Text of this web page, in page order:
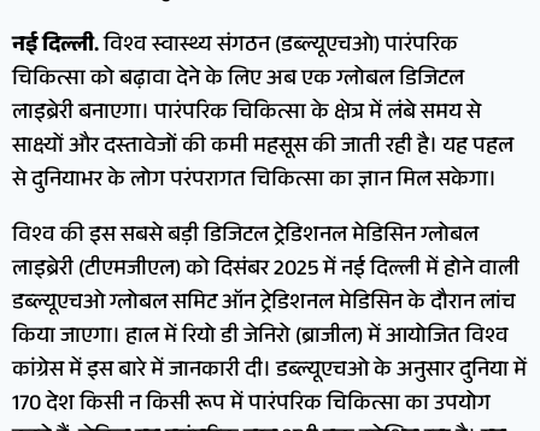
नई दिल्ली.विश्व स्वास्थ्य संगठन (डब्ल्यूएचओ) पारंपरिक
चिकित्सा को बढ़ावा देने के लिए अब एक ग्लोबल डिजिटल
लाइब्रेरी बनाएगा। पारंपरिक चिकित्सा के क्षेत्र में लंबे समय से
साक्ष्यों और दस्तावेजों की कमी महसूस की जाती रही है। यह पहल
से दुनियाभर के लोग परंपरागत चिकित्सा का ज्ञान मिल सकेगा।
विश्व की इस सबसे बड़ी डिजिटल ट्रेडिशनल मेडिसिन ग्लोबल
लाइब्रेरी (टीएमजीएल) को दिसंबर 2025 में नई दिल्ली में होने वाली
डब्ल्यूएचओ ग्लोबल समिट ऑन ट्रेडिशनल मेडिसिन के दौरान लांच
किया जाएगा। हाल में रियो डी जेनिरो (ब्राजील) में आयोजित विश्व
कांग्रेस में इस बारे में जानकारी दी। डब्ल्यूएचओ के अनुसार दुनिया में
170 देश किसी न किसी रूप में पारंपरिक चिकित्सा का उपयोग